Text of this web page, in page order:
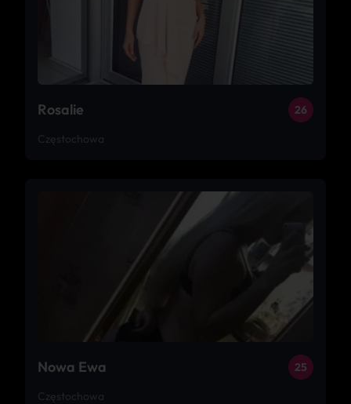
Rosalie 26
Częstochowa
Nowa Ewa 25
Częstochowa